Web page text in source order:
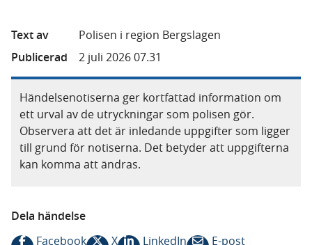
Text av
Polisen i region Bergslagen
Publicerad
2 juli 2026 07.31
Händelsenotiserna ger kortfattad information om
ett urval av de utryckningar som polisen gör.
Observera att det är inledande uppgifter som ligger
till grund för notiserna. Det betyder att uppgifterna
kan komma att ändras.
Dela händelse
Facebook
X LinkedIn E-post